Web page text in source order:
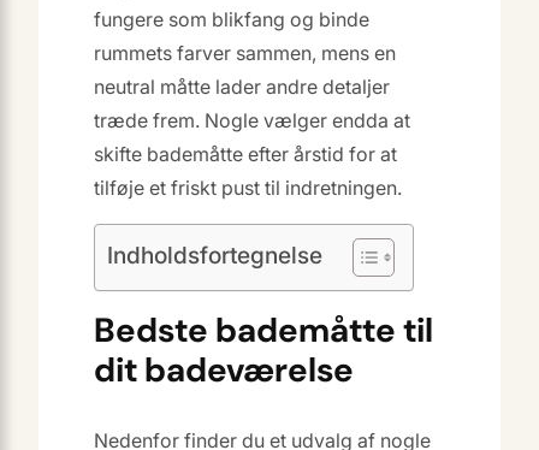
fungere som blikfang og binde
rummets farver sammen, mens en
neutral måtte lader andre detaljer
træde frem. Nogle vælger endda at
skifte bademåtte efter årstid for at
tilføje et friskt pust til indretningen.
Indholdsfortegnelse
Bedste bademåtte til
dit badeværelse
Nedenfor finder du et udvalg af nogle